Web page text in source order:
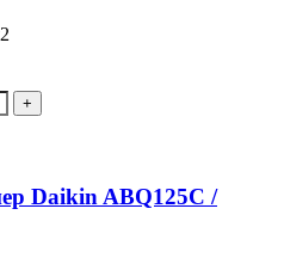
Daikin ABQ125C /